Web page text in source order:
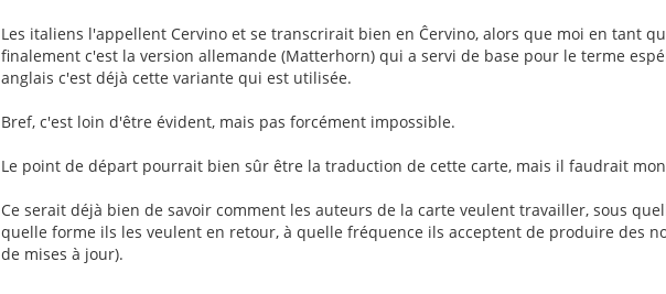
Les italiens l'appellent Cervino et se transcrirait bien en Ĉervino, alors que moi en tant
finalement c'est la version allemande (Matterhorn) qui a servi de base pour le terme
anglais c'est déjà cette variante qui est utilisée.
Bref, c'est loin d'être évident, mais pas forcément impossible.
Le point de départ pourrait bien sûr être la traduction de cette carte, mais il faudrait
Ce serait déjà bien de savoir comment les auteurs de la carte veulent travailler, sous
quelle forme ils les veulent en retour, à quelle fréquence ils acceptent de produire des
de mises à jour).